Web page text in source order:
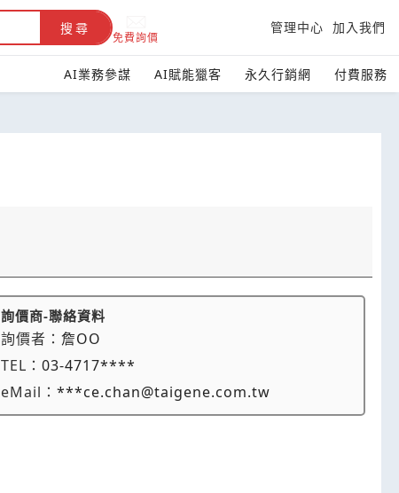
搜尋
免費詢價
管理中心 加入我們
AI業務參謀 AI賦能獵客 永久行銷網 付費服務
詢價商-聯絡資料
詢價者：詹OO
TEL：03-4717****
eMail：***ce.chan@taigene.com.tw